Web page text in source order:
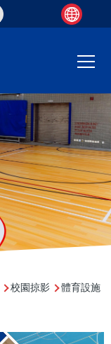
校園掠影 體育設施